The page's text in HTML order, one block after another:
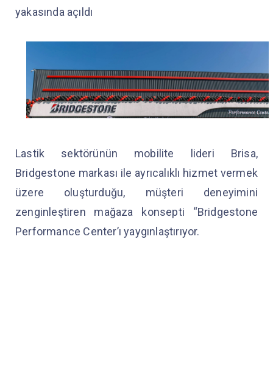
yakasında açıldı
Lastik sektörünün mobilite lideri Brisa,
Bridgestone markası ile ayrıcalıklı hizmet vermek
üzere oluşturduğu, müşteri deneyimini
zenginleştiren mağaza konsepti “Bridgestone
Performance Center’ı yaygınlaştırıyor.